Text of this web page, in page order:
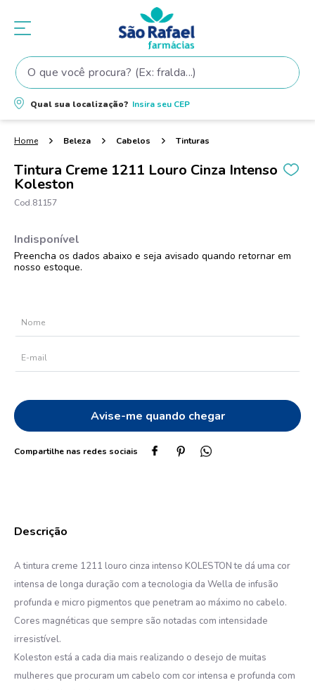
O que você procura? (Ex: fralda...)
Qual sua localização? Insira seu CEP
Beleza Cabelos Tinturas
Tintura Creme 1211 Louro Cinza Intenso
Koleston
81157
A tintura creme 1211 louro cinza intenso KOLESTON te dá uma cor
intensa de longa duração com a tecnologia da Wella de infusão
profunda e micro pigmentos que penetram ao máximo no cabelo.
Cores magnéticas que sempre são notadas com intensidade
irresistível.
Koleston está a cada dia mais realizando o desejo de muitas
mulheres que procuram um cabelo com cor intensa e profunda com
Termos mais buscados
1º fralda
shampoo
4º elseve
5º teste gravidez
6 tintura cabelo
7º oleo